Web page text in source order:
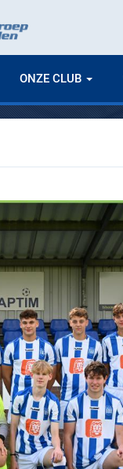
ONZE CLUB